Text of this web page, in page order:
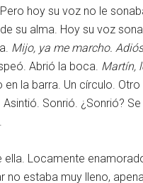
hoy su voz no le
su alma. Hoy su voz
Mijo, ya me marcho.
Abrió la boca. Martín,
en la barra. Un círculo.
Asintió. Sonrió. ¿Sonrió?
Locamente
no estaba muy lleno,